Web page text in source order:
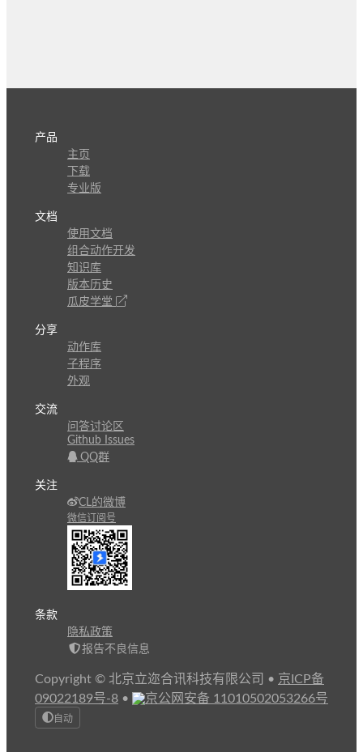
产品
主页
下载
专业版
文档
使用文档
组合动作开发
知识库
版本历史
瓜皮学堂
分享
动作库
子程序
外观
交流
问答讨论区
Github Issues
QQ群
关注
CL的微博
微信订阅号
条款
隐私政策
报告不良信息
Copyright © 北京立迩合讯科技有限公司 • 京ICP备
09022189号-8 • 京公网安备 11010502053266号
自动